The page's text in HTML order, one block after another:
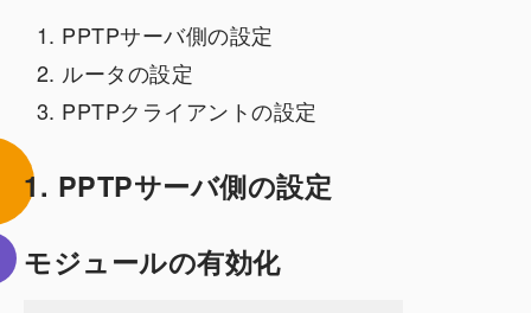
PPTPサーバ側の設定
ルータの設定
PPTPクライアントの設定
1. PPTPサーバ側の設定
モジュールの有効化